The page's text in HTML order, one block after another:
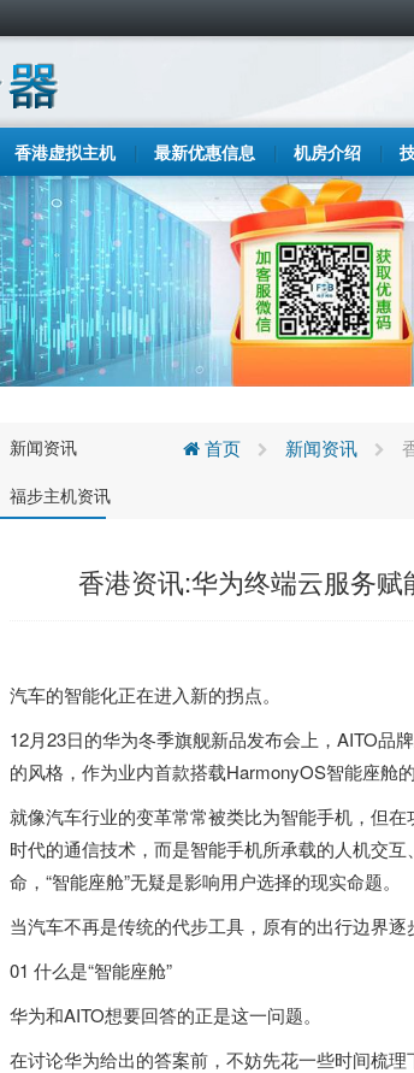
香港虚拟主机 最新优惠信息 机房介绍
新闻资讯
福步主机资讯
首页 新闻资讯
香港资讯:华为终端云服务赋
汽车的智能化正在进入新的拐点。
12月23日的华为冬季旗舰新品发布会上，AITO品
的风格，作为业内首款搭载HarmonyOS智能座舱
就像汽车行业的变革常常被类比为智能手机，但
时代的通信技术，而是智能手机所承载的人机交
命，“智能座舱”无疑是影响用户选择的现实命题。
当汽车不再是传统的代步工具，原有的出行边界
01 什么是“智能座舱”
华为和AITO想要回答的正是这一问题。
在讨论华为给出的答案前，不妨先花一些时间梳理